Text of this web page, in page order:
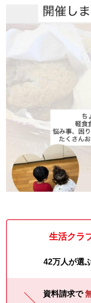
生活クラ
42万人が選
資料請求で